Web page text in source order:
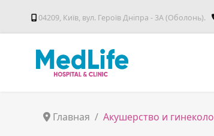
04209, Київ, вул. Героїв Дніпра - 3А (Оболонь).
Главная Акушерство и